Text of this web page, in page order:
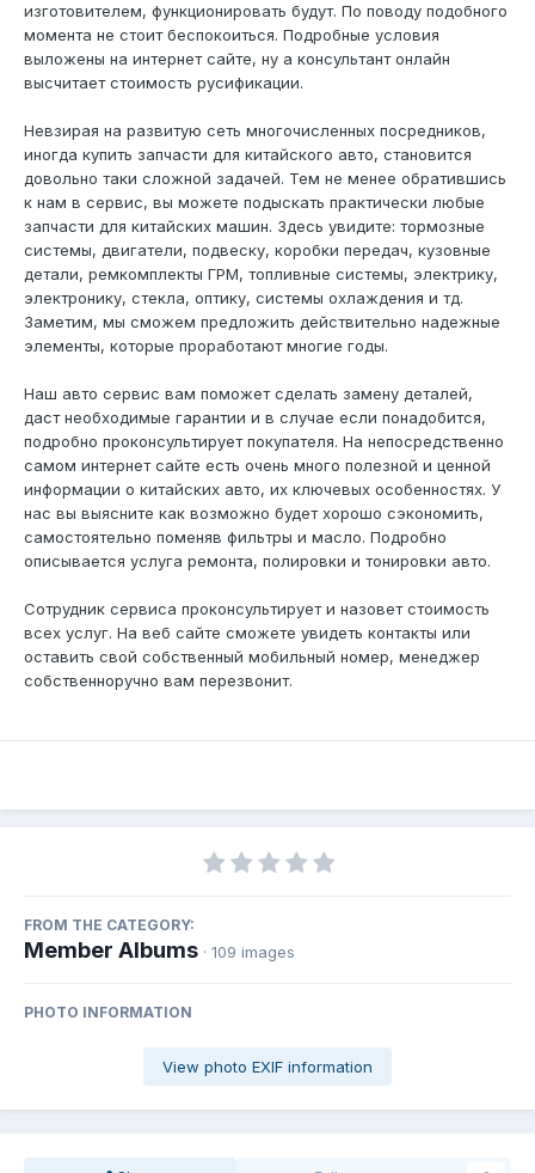
изготовителем, функционировать будут. По поводу подобного
момента не стоит беспокоиться. Подробные условия
выложены на интернет сайте, ну а консультант онлайн
высчитает стоимость русификации.
Невзирая на развитую сеть многочисленных посредников,
иногда купить запчасти для китайского авто, становится
довольно таки сложной задачей. Тем не менее обратившись
к нам в сервис, вы можете подыскать практически любые
запчасти для китайских машин. Здесь увидите: тормозные
системы, двигатели, подвеску, коробки передач, кузовные
детали, ремкомплекты ГРМ, топливные системы, электрику,
электронику, стекла, оптику, системы охлаждения и тд.
Заметим, мы сможем предложить действительно надежные
элементы, которые проработают многие годы.
Наш авто сервис вам поможет сделать замену деталей,
даст необходимые гарантии и в случае если понадобится,
подробно проконсультирует покупателя. На непосредственно
самом интернет сайте есть очень много полезной и ценной
информации о китайских авто, их ключевых особенностях. У
нас вы выясните как возможно будет хорошо сэкономить,
самостоятельно поменяв фильтры и масло. Подробно
описывается услуга ремонта, полировки и тонировки авто.
Сотрудник сервиса проконсультирует и назовет стоимость
всех услуг. На веб сайте сможете увидеть контакты или
оставить свой собственный мобильный номер, менеджер
собственноручно вам перезвонит.
FROM THE CATEGORY:
Member Albums · 109 images
PHOTO INFORMATION
View photo EXIF information